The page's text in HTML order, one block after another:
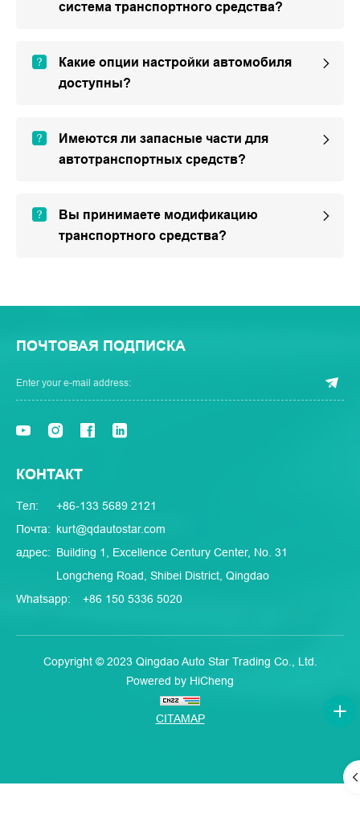
система транспортного средства?
Какие опции настройки автомобиля
доступны?
Имеются ли запасные части для
автотранспортных средств?
Вы принимаете модификацию
транспортного средства?
ПОЧТОВАЯ ПОДПИСКА
КОНТАКТ
Тел:
+86-133 5689 2121
Почта: kurt@qdautostar.com
адрес: Building 1, Excellence Century Center, No. 31
Longcheng Road, Shibei District, Qingdao
Whatsapp:
+86 150 5336 5020
Copyright © 2023 Qingdao Auto Star Trading Co., Ltd.
Powered by HiCheng
CITAMAP